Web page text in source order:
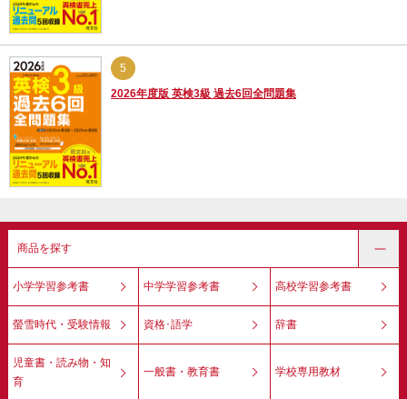
5
2026年度版 英検3級 過去6回全問題集
商品を探す
小学学習参考書 中学学習参考書 高校学習参考書
螢雪時代・受験情報 資格･語学 辞書
児童書・読み物・知
育
一般書・教育書 学校専用教材